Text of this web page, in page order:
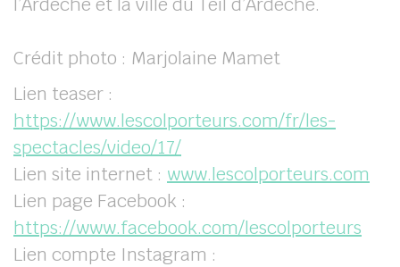
Crédit photo : Marjolaine Mamet
Lien teaser :
https://www.lescolporteurs.com/fr/les-
spectacles/video/17/
Lien site internet : www.lescolporteurs.com
Lien page Facebook :
https://www.facebook.com/lescolporteurs
Lien compte Instagram :